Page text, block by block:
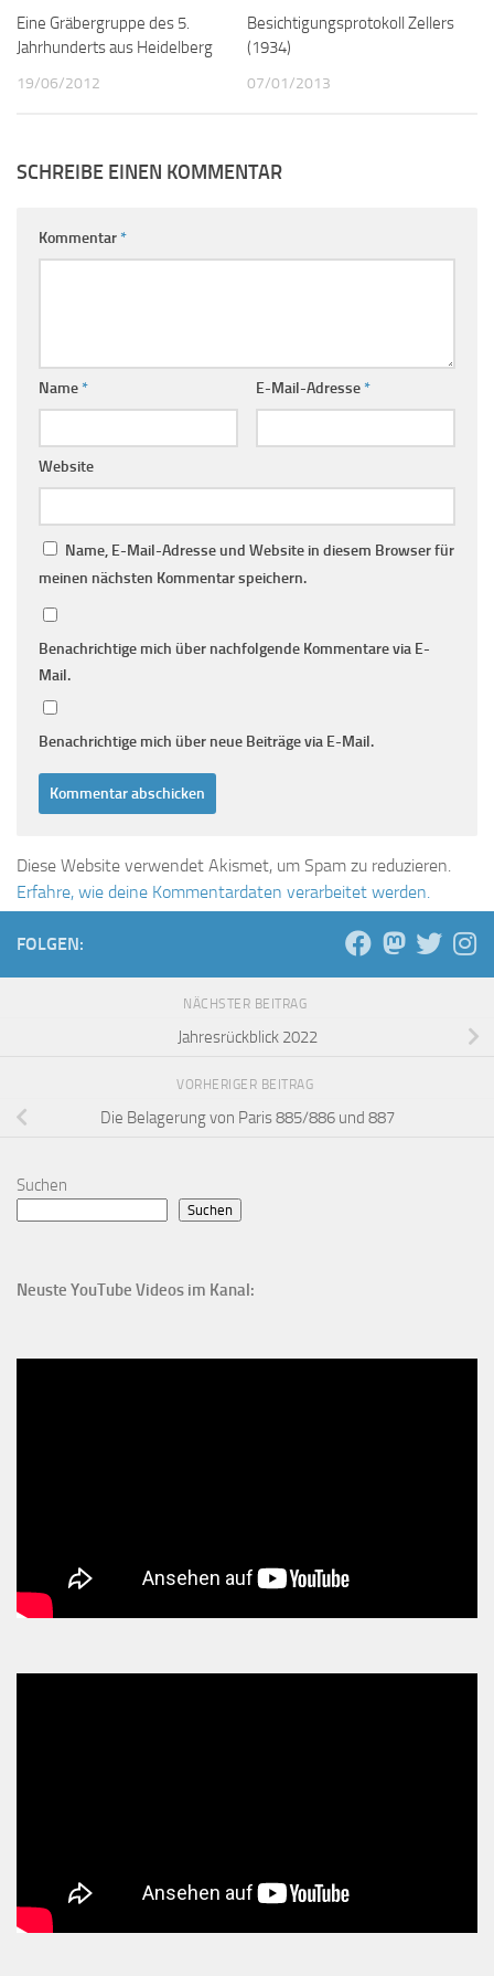
Eine Gräbergruppe des 5.
Jahrhunderts aus Heidelberg
19/06/2012
Besichtigungsprotokoll Zellers
(1934)
07/01/2013
SCHREIBE EINEN KOMMENTAR
Kommentar*
Name* E-Mail-Adresse*
Website
Name, E-Mail-Adresse und Website in diesem Browser für
meinen nächsten Kommentar speichern.
Benachrichtige mich über nachfolgende Kommentare via E-
Mail.
Benachrichtige mich über neue Beiträge via E-Mail.
Diese Website verwendet Akismet, um Spam zu reduzieren.
Erfahre, wie deine Kommentardaten verarbeitet werden.
FOLGEN:
NÄCHSTER BEITRAG
Jahresrückblick 2022
VORHERIGER BEITRAG
Die Belagerung von Paris 885/886 und 887
Suchen
Suchen
Neuste YouTube Videos im Kanal: